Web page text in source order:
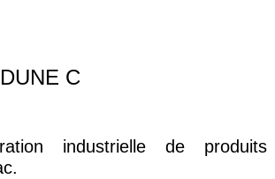
C
industrielle de produits